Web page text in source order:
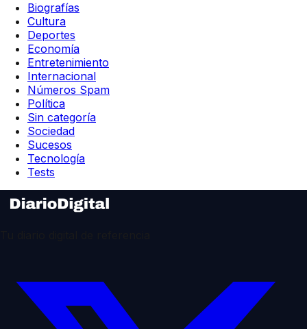
Biografías
Cultura
Deportes
Economía
Entretenimiento
Internacional
Números Spam
Política
Sin categoría
Sociedad
Sucesos
Tecnología
Tests